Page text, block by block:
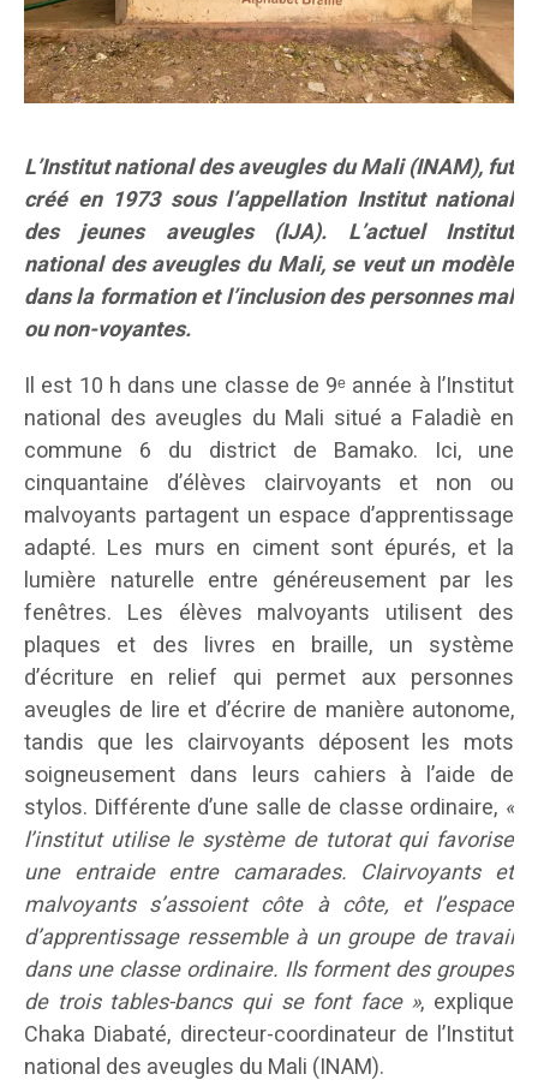
L’Institut national des aveugles du Mali (INAM), fut
créé en 1973 sous l’appellation Institut national
des jeunes aveugles (IJA). L’actuel Institut
national des aveugles du Mali, se veut un modèle
dans la formation et l’inclusion des personnes mal
ou non-voyantes.
Il est 10 h dans une classe de 9ᵉ année à l’Institut
national des aveugles du Mali situé a Faladiè en
commune 6 du district de Bamako. Ici, une
cinquantaine d’élèves clairvoyants et non ou
malvoyants partagent un espace d’apprentissage
adapté. Les murs en ciment sont épurés, et la
lumière naturelle entre généreusement par les
fenêtres. Les élèves malvoyants utilisent des
plaques et des livres en braille, un système
d’écriture en relief qui permet aux personnes
aveugles de lire et d’écrire de manière autonome,
tandis que les clairvoyants déposent les mots
soigneusement dans leurs cahiers à l’aide de
stylos. Différente d’une salle de classe ordinaire, «
l’institut utilise le système de tutorat qui favorise
une entraide entre camarades. Clairvoyants et
malvoyants s’assoient côte à côte, et l’espace
d’apprentissage ressemble à un groupe de travail
dans une classe ordinaire. Ils forment des groupes
de trois tables-bancs qui se font face », explique
Chaka Diabaté, directeur-coordinateur de l’Institut
national des aveugles du Mali (INAM).